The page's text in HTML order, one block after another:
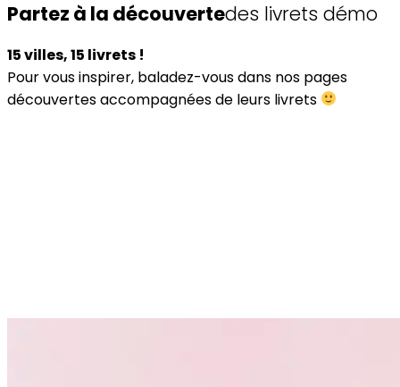
Partez à la découvertedes livrets démo
15 villes, 15 livrets !
Pour vous inspirer, baladez-vous dans nos pages
découvertes accompagnées de leurs livrets